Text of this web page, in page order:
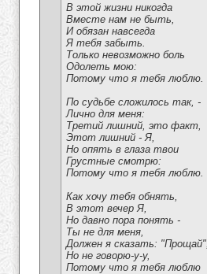
В этой жизни никогда
Вместе нам не быть,
И обязан навсегда
Я тебя забыть.
Только невозможно боль
Одолеть мою:
Потому что я тебя люблю.
По судьбе сложилось так, -
Лично для меня:
Третий лишний, это факт,
Этот лишний - Я,
Но опять в глаза твои
Грустные смотрю:
Потому что я тебя люблю.
Как хочу тебя обнять,
В этот вечер Я,
Но давно пора понять -
Ты не для меня,
Должен я сказать: "Прощай",
Но не говорю-у-у,
Потому что я тебя люблю